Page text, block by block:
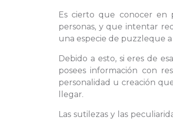
Es cierto que conocer en
personas, y que intentar
una especie de puzzleque
Debido a esto, si eres de
posees información con
personalidad u creación
llegar.
Las sutilezas y las